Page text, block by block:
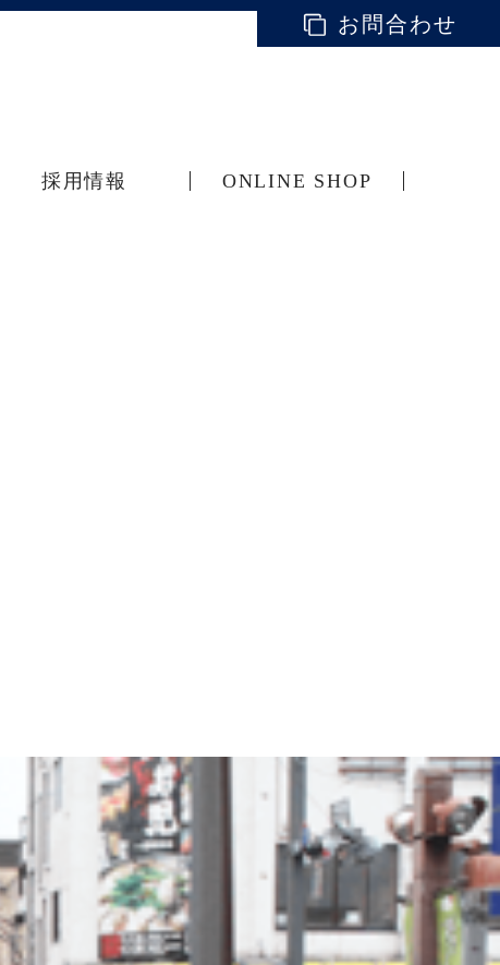
お問合わせ
採用情報 ONLINE SHOP